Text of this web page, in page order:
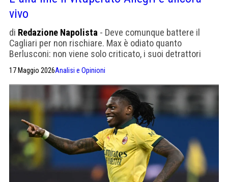
vivo
di Redazione Napolista - Deve comunque battere il
Cagliari per non rischiare. Max è odiato quanto
Berlusconi: non viene solo criticato, i suoi detrattori
17 Maggio 2026Analisi e Opinioni